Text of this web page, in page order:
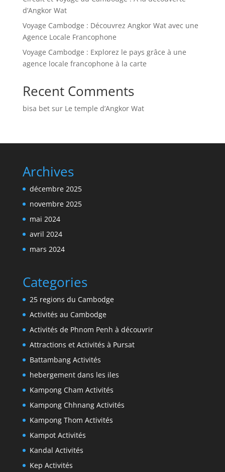
d’Angkor Wat
Voyage Cambodge : Découvrez Angkor Wat avec une
Agence Locale Francophone
Voyage Cambodge : Explorez le pays grâce à une
agence locale francophone à la carte
Recent Comments
bisa betsur Le temple d’Angkor Wat
Archives
décembre 2025
novembre 2025
mai 2024
avril 2024
mars 2024
Categories
25 regions du Cambodge
Activités au Cambodge
Activités de Phnom Penh à découvrir
Attractions et Activités à Pursat
Battambang Activités
hebergement dans les iles
Kampong Cham Activités
Kampong Chhnang Activités
Kampong Thom Activités
Kampot Activités
Kandal Activités
Kep Activités